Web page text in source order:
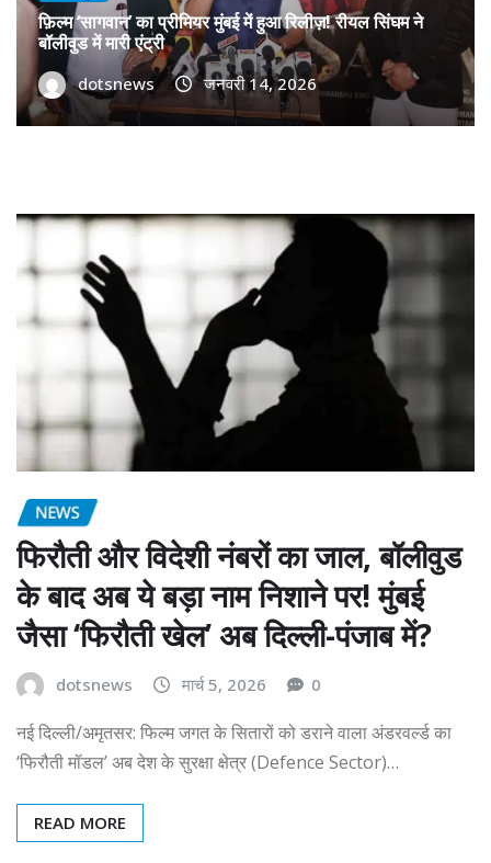
फ़िल्म ‘सागवान’ का प्रीमियर मुंबई में हुआ रिलीज़! रीयल सिंघम ने
बॉलीवुड में मारी एंट्री
dotsnews जनवरी 14, 2026
NEWS
फिरौती और विदेशी नंबरों का जाल, बॉलीवुड
के बाद अब ये बड़ा नाम निशाने पर! मुंबई
जैसा ‘फिरौती खेल’ अब दिल्ली-पंजाब में?
dotsnews मार्च 5, 2026 0
नई दिल्ली/अमृतसर: फिल्म जगत के सितारों को डराने वाला अंडरवर्ल्ड का
‘फिरौती मॉडल’ अब देश के सुरक्षा क्षेत्र (Defence Sector)…
READ MORE